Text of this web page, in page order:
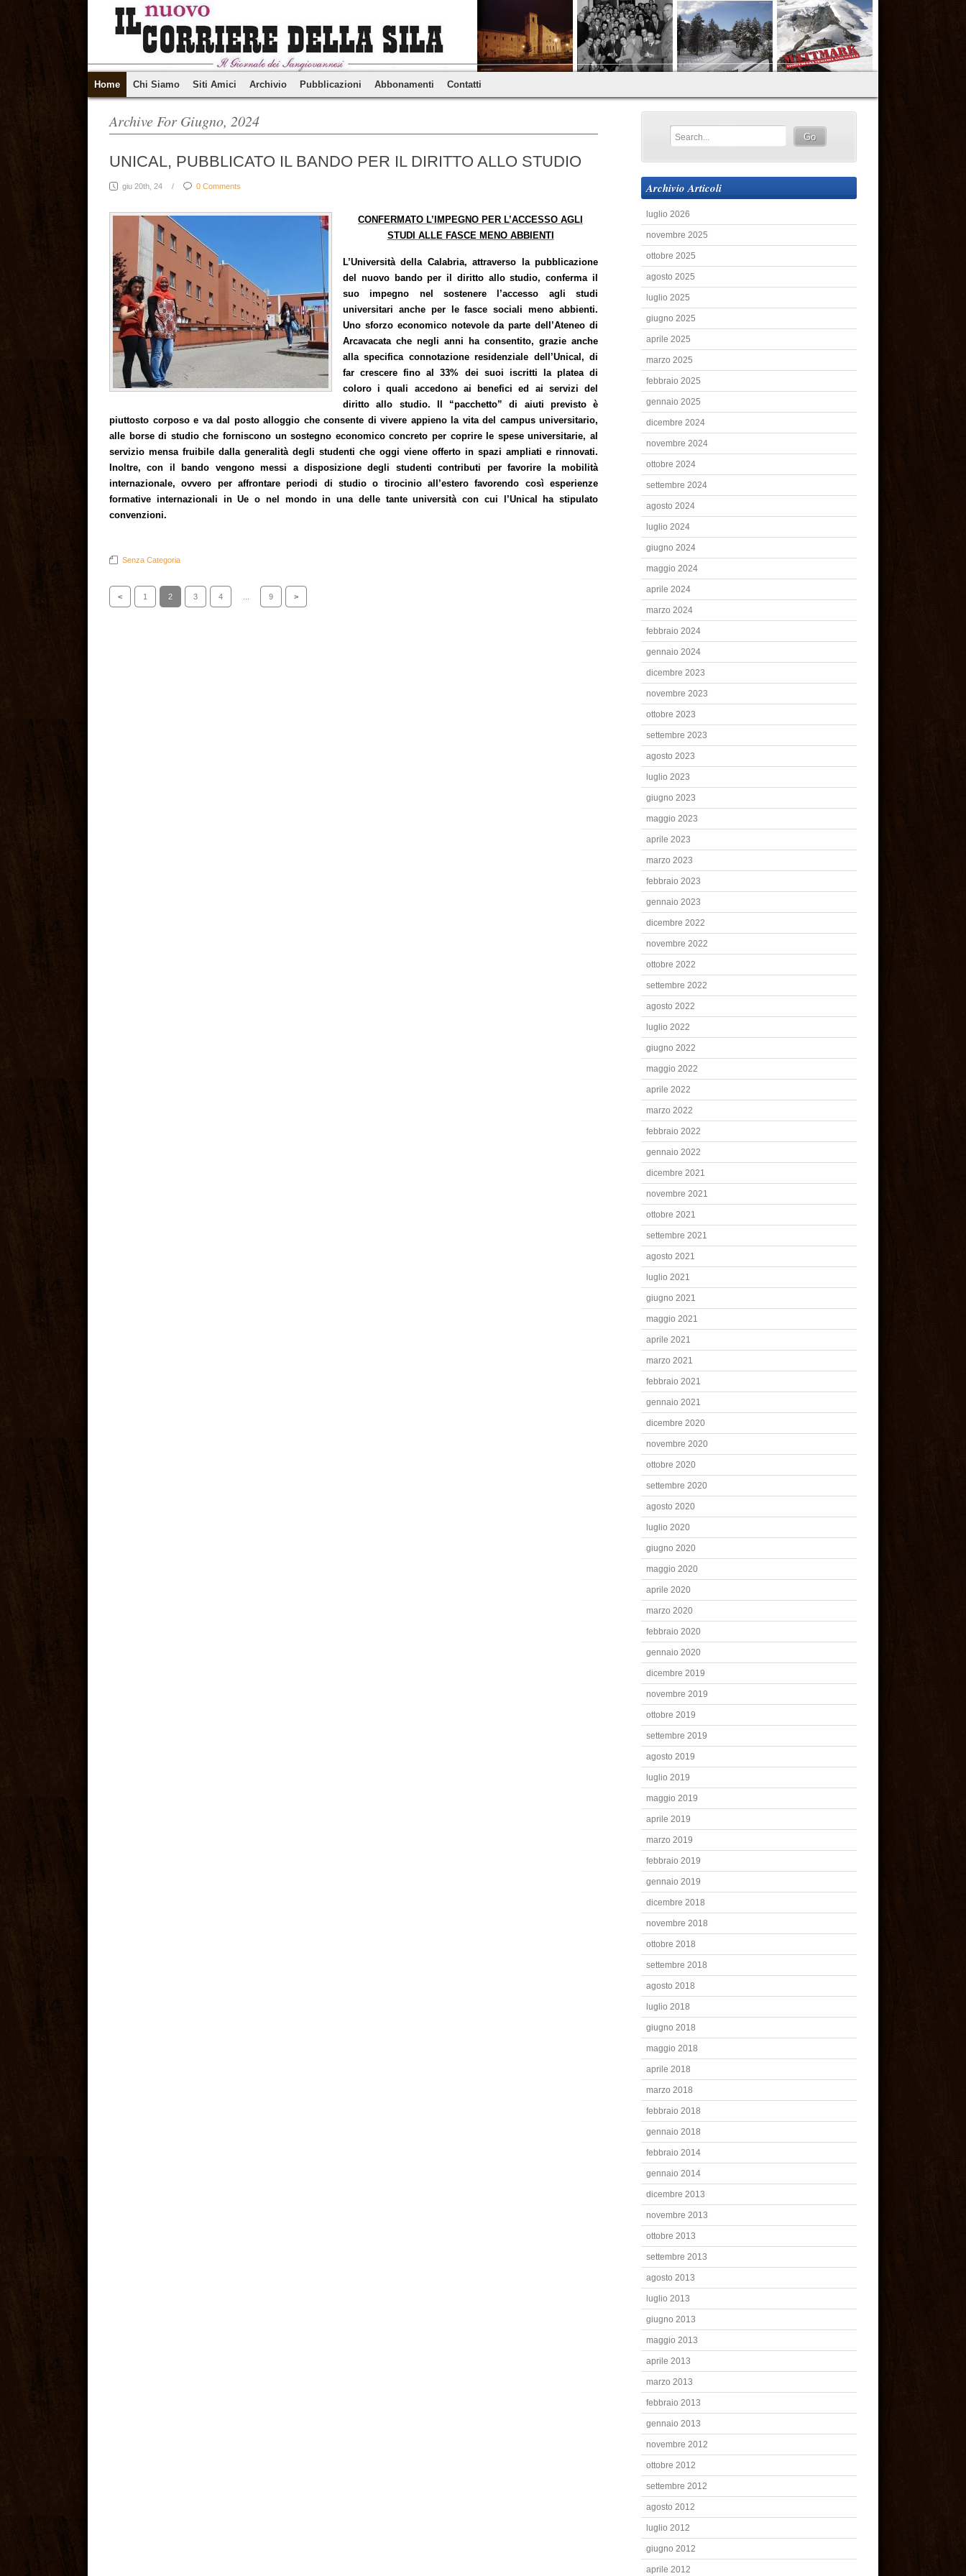
Home Chi Siamo Siti Amici Archivio Pubblicazioni Abbonamenti Contatti
Archive For Giugno, 2024
UNICAL, PUBBLICATO IL BANDO PER IL DIRITTO ALLO STUDIO
giu 20th, 24 / 0 Comments
CONFERMATO L’IMPEGNO PER L’ACCESSO AGLI
STUDI ALLE FASCE MENO ABBIENTI
L’Università della Calabria, attraverso la pubblicazione
del nuovo bando per il diritto allo studio, conferma il
suo impegno nel sostenere l’accesso agli studi
universitari anche per le fasce sociali meno abbienti.
Uno sforzo economico notevole da parte dell’Ateneo di
Arcavacata che negli anni ha consentito, grazie anche
alla specifica connotazione residenziale dell’Unical, di
far crescere fino al 33% dei suoi iscritti la platea di
coloro i quali accedono ai benefici ed ai servizi del
diritto allo studio. Il “pacchetto” di aiuti previsto è
piuttosto corposo e va dal posto alloggio che consente di vivere appieno la vita del campus universitario,
alle borse di studio che forniscono un sostegno economico concreto per coprire le spese universitarie, al
servizio mensa fruibile dalla generalità degli studenti che oggi viene offerto in spazi ampliati e rinnovati.
Inoltre, con il bando vengono messi a disposizione degli studenti contributi per favorire la mobilità
internazionale, ovvero per affrontare periodi di studio o tirocinio all’estero favorendo così esperienze
formative internazionali in Ue o nel mondo in una delle tante università con cui l’Unical ha stipulato
convenzioni.
Senza Categoria
< 1 2 3 4 9 >
Archivio Articoli
luglio 2026
novembre 2025
ottobre 2025
agosto 2025
luglio 2025
giugno 2025
aprile 2025
marzo 2025
febbraio 2025
gennaio 2025
dicembre 2024
novembre 2024
ottobre 2024
settembre 2024
agosto 2024
luglio 2024
giugno 2024
maggio 2024
aprile 2024
marzo 2024
febbraio 2024
gennaio 2024
dicembre 2023
novembre 2023
ottobre 2023
settembre 2023
agosto 2023
luglio 2023
giugno 2023
maggio 2023
aprile 2023
marzo 2023
febbraio 2023
gennaio 2023
dicembre 2022
novembre 2022
ottobre 2022
settembre 2022
agosto 2022
luglio 2022
giugno 2022
maggio 2022
aprile 2022
marzo 2022
febbraio 2022
gennaio 2022
dicembre 2021
novembre 2021
ottobre 2021
settembre 2021
agosto 2021
luglio 2021
giugno 2021
maggio 2021
aprile 2021
marzo 2021
febbraio 2021
gennaio 2021
dicembre 2020
novembre 2020
ottobre 2020
settembre 2020
agosto 2020
luglio 2020
giugno 2020
maggio 2020
aprile 2020
marzo 2020
febbraio 2020
gennaio 2020
dicembre 2019
novembre 2019
ottobre 2019
settembre 2019
agosto 2019
luglio 2019
maggio 2019
aprile 2019
marzo 2019
febbraio 2019
gennaio 2019
dicembre 2018
novembre 2018
ottobre 2018
settembre 2018
agosto 2018
luglio 2018
giugno 2018
maggio 2018
aprile 2018
marzo 2018
febbraio 2018
gennaio 2018
febbraio 2014
gennaio 2014
dicembre 2013
novembre 2013
ottobre 2013
settembre 2013
agosto 2013
luglio 2013
giugno 2013
maggio 2013
aprile 2013
marzo 2013
febbraio 2013
gennaio 2013
novembre 2012
ottobre 2012
settembre 2012
agosto 2012
luglio 2012
giugno 2012
aprile 2012